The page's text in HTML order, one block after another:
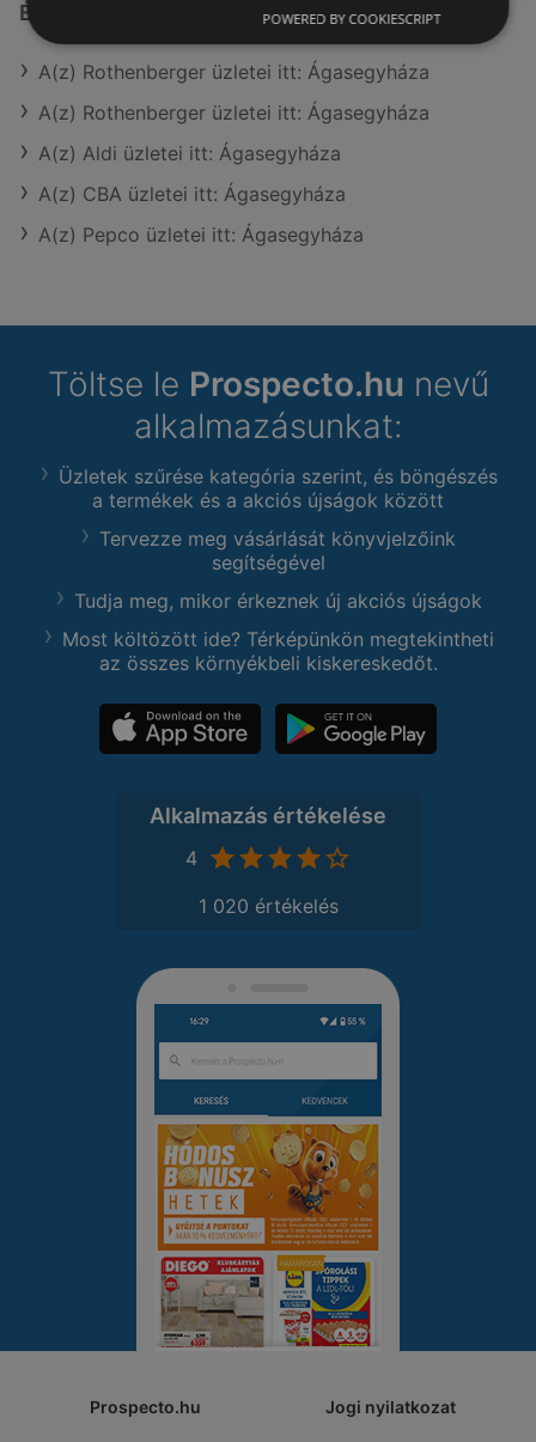
Érdeklődésre számot tartó elemek itt:
A(z) Rothenberger üzletei itt: Ágasegyháza
A(z) Rothenberger üzletei itt: Ágasegyháza
A(z) Aldi üzletei itt: Ágasegyháza
A(z) CBA üzletei itt: Ágasegyháza
A(z) Pepco üzletei itt: Ágasegyháza
Töltse le Prospecto.hu nevű
alkalmazásunkat:
Üzletek szűrése kategória szerint, és böngészés
a termékek és a akciós újságok között
Tervezze meg vásárlását könyvjelzőink
segítségével
Tudja meg, mikor érkeznek új akciós újságok
Most költözött ide? Térképünkön megtekintheti
az összes környékbeli kiskereskedőt.
Alkalmazás értékelése
4
1 020 értékelés
Prospecto.hu Jogi nyilatkozat
POWERED BY COOKIESCRIPT